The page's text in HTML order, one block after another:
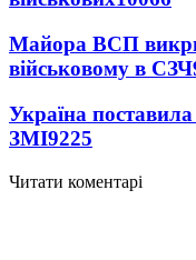
Майора ВСП
військовому в СЗЧ
Україна
ЗМІ9225
Читати коментарі